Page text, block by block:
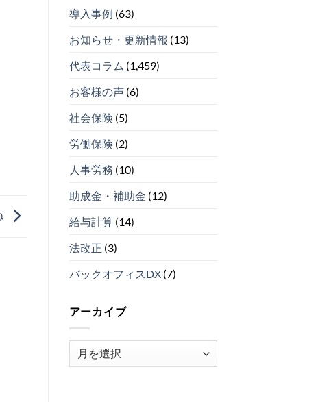
由
ス
５
（そ
４）
を
入
な
い
由
ス
５
の
３）
型
定
出
年
を
入
な
理
由
５
の
は
導入事例 (63)
お知らせ・更新情報 (13)
代表コラム (1,459)
お客様の声(6)
社会保険 (5)
労働保険 (2)
人事労務 (10)
助成金・補助金 (12)
給与計算(14)
法改正 (3)
バックオフィスDX(7)
アーカイブ